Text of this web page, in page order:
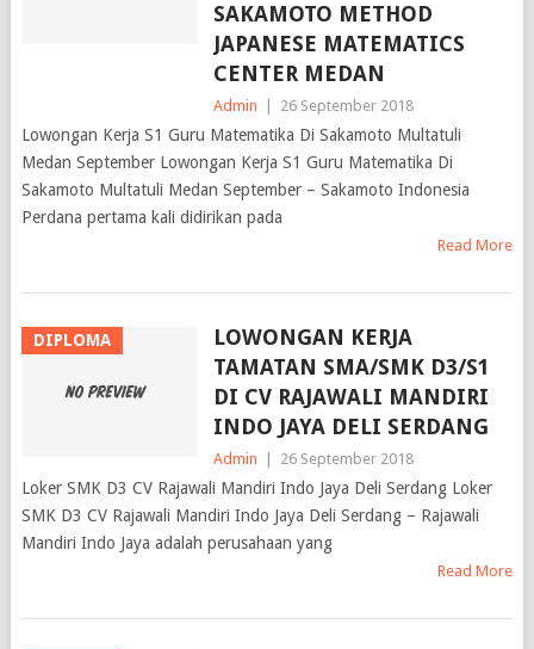
SAKAMOTO METHOD
JAPANESE MATEMATICS
CENTER MEDAN
Admin 26 September 2018
Lowongan Kerja S1 Guru Matematika Di Sakamoto Multatuli
Medan September Lowongan Kerja S1 Guru Matematika Di
Sakamoto Multatuli Medan September – Sakamoto Indonesia
Perdana pertama kali didirikan pada
Read More
DIPLOMA
LOWONGAN KERJA
TAMATAN SMA/SMK D3/S1
DI CV RAJAWALI MANDIRI
INDO JAYA DELI SERDANG
Admin 26 September 2018
Loker SMK D3 CV Rajawali Mandiri Indo Jaya Deli Serdang Loker
SMK D3 CV Rajawali Mandiri Indo Jaya Deli Serdang – Rajawali
Mandiri Indo Jaya adalah perusahaan yang
Read More